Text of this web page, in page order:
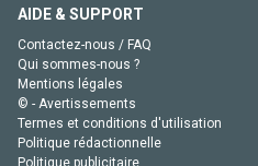
AIDE & SUPPORT
Contactez-nous / FAQ
Qui sommes-nous ?
Mentions légales
© - Avertissements
Termes et conditions d'utilisation
Politique rédactionnelle
Politique publicitaire